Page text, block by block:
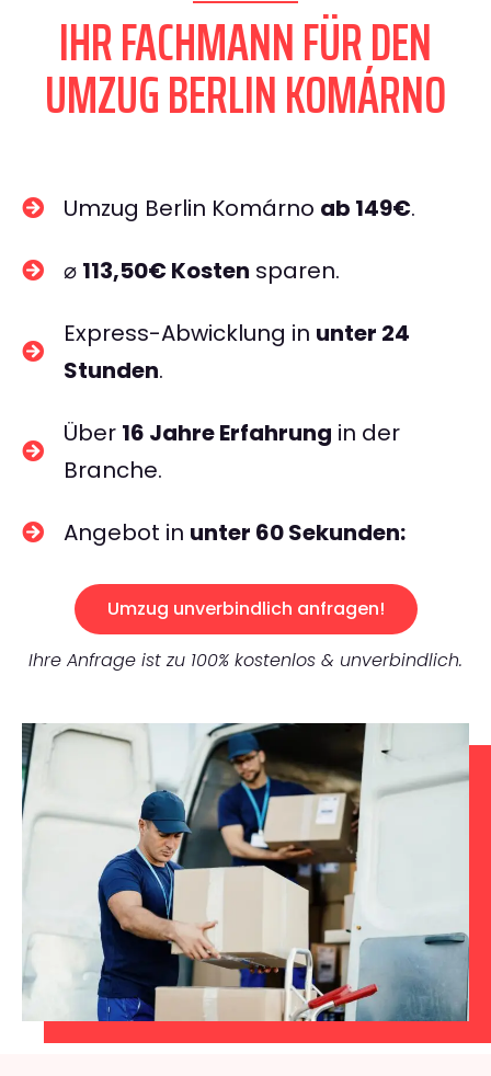
IHR FACHMANN FÜR DEN
UMZUG BERLIN KOMÁRNO
Umzug Berlin Komárno ab 149€.
⌀ 113,50€ Kosten sparen.
Express-Abwicklung in unter 24
Stunden.
Über 16 Jahre Erfahrung in der
Branche.
Angebot in unter 60 Sekunden:
Umzug unverbindlich anfragen!
Ihre Anfrage ist zu 100% kostenlos & unverbindlich.